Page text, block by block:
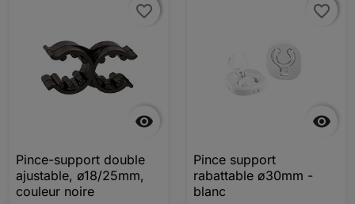

favorite_border
favorite_border
Pince-support double
ajustable, ø18/25mm,
couleur noire

favorite_border
favorite_border
Pince support
rabattable ø30mm -
blanc